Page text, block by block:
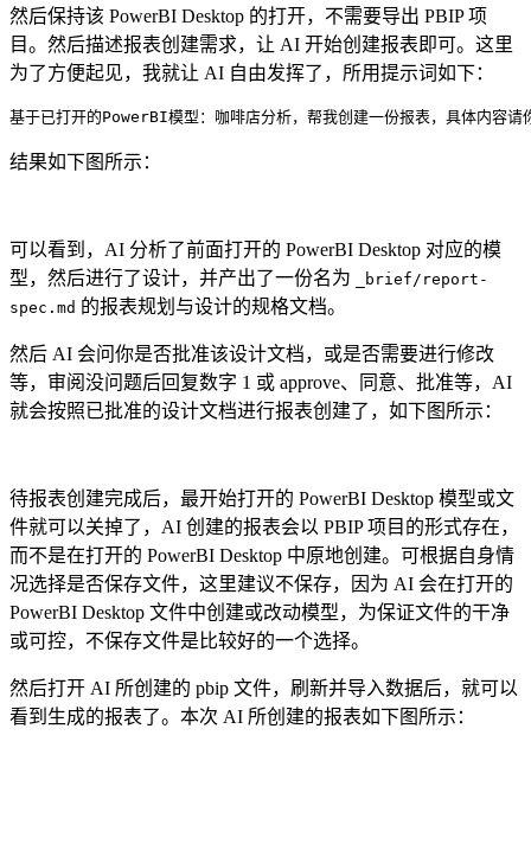
然后保持该 PowerBI Desktop 的打开，不需要导出 PBIP 项
目。然后描述报表创建需求，让 AI 开始创建报表即可。这里
为了方便起见，我就让 AI 自由发挥了，所用提示词如下：
基于已打开的PowerBI模型：咖啡店分析，帮我创建一份报表，具体内容
结果如下图所示：
可以看到，AI 分析了前面打开的 PowerBI Desktop 对应的模
型，然后进行了设计，并产出了一份名为
_brief/report-
spec.md 的报表规划与设计的规格文档。
然后 AI 会问你是否批准该设计文档，或是否需要进行修改
等，审阅没问题后回复数字 1 或 approve、同意、批准等，AI
就会按照已批准的设计文档进行报表创建了，如下图所示：
待报表创建完成后，最开始打开的 PowerBI Desktop 模型或文
件就可以关掉了，AI 创建的报表会以 PBIP 项目的形式存在，
而不是在打开的 PowerBI Desktop 中原地创建。可根据自身情
况选择是否保存文件，这里建议不保存，因为 AI 会在打开的
PowerBI Desktop 文件中创建或改动模型，为保证文件的干净
或可控，不保存文件是比较好的一个选择。
然后打开 AI 所创建的 pbip 文件，刷新并导入数据后，就可以
看到生成的报表了。本次 AI 所创建的报表如下图所示：